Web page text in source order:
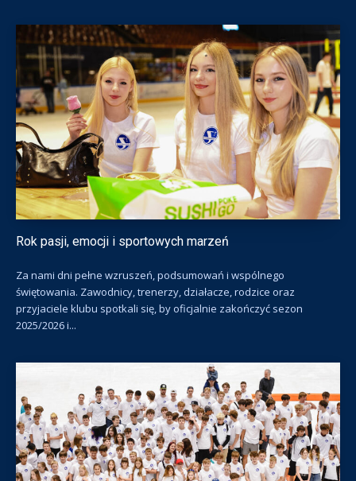
Rok pasji, emocji i sportowych marzeń
Za nami dni pełne wzruszeń, podsumowań i wspólnego
świętowania. Zawodnicy, trenerzy, działacze, rodzice oraz
przyjaciele klubu spotkali się, by oficjalnie zakończyć sezon
2025/2026 i...